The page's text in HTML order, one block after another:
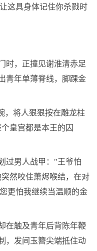
这具身体记住你杀戮时
时，正撞见谢淮清赤足
青年单薄脊线，脚踝金
，将人狠狠按在雕龙柱
皇宫都是本王的囚
过男人战甲："王爷怕
然咬住萧烬喉结，在对
更怕我继续当温顺的金
在触及青年后背陈年鞭
，发间玉簪尖端抵住动